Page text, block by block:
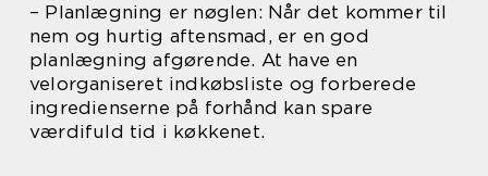
– Planlægning er nøglen: Når det kommer til
nem og hurtig aftensmad, er en god
planlægning afgørende. At have en
velorganiseret indkøbsliste og forberede
ingredienserne på forhånd kan spare
værdifuld tid i køkkenet.